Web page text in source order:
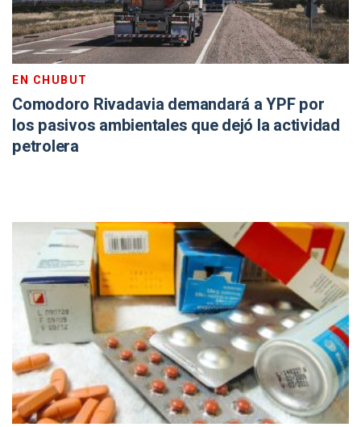
EN CHUBUT
Comodoro Rivadavia demandará a YPF por
los pasivos ambientales que dejó la actividad
petrolera